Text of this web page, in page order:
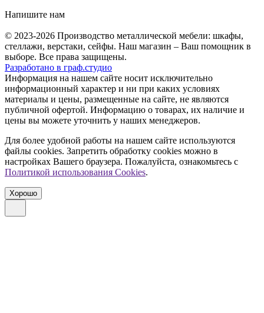
Напишите нам
© 2023-2026 Производство металлической мебели: шкафы,
стеллажи, верстаки, сейфы. Наш магазин – Ваш помощник в
выборе. Все права защищены.
Разработано в граф.студио
Информация на нашем сайте носит исключительно
информационный характер и ни при каких условиях
материалы и цены, размещенные на сайте, не являются
публичной офертой. Информацию о товарах, их наличие и
цены вы можете уточнить у наших менеджеров.
Для более удобной работы на нашем сайте используются
файлы сookies. Запретить обработку cookies можно в
настройках Вашего браузера. Пожалуйста, ознакомьтесь с
Политикой использования Cookies.
Хорошо